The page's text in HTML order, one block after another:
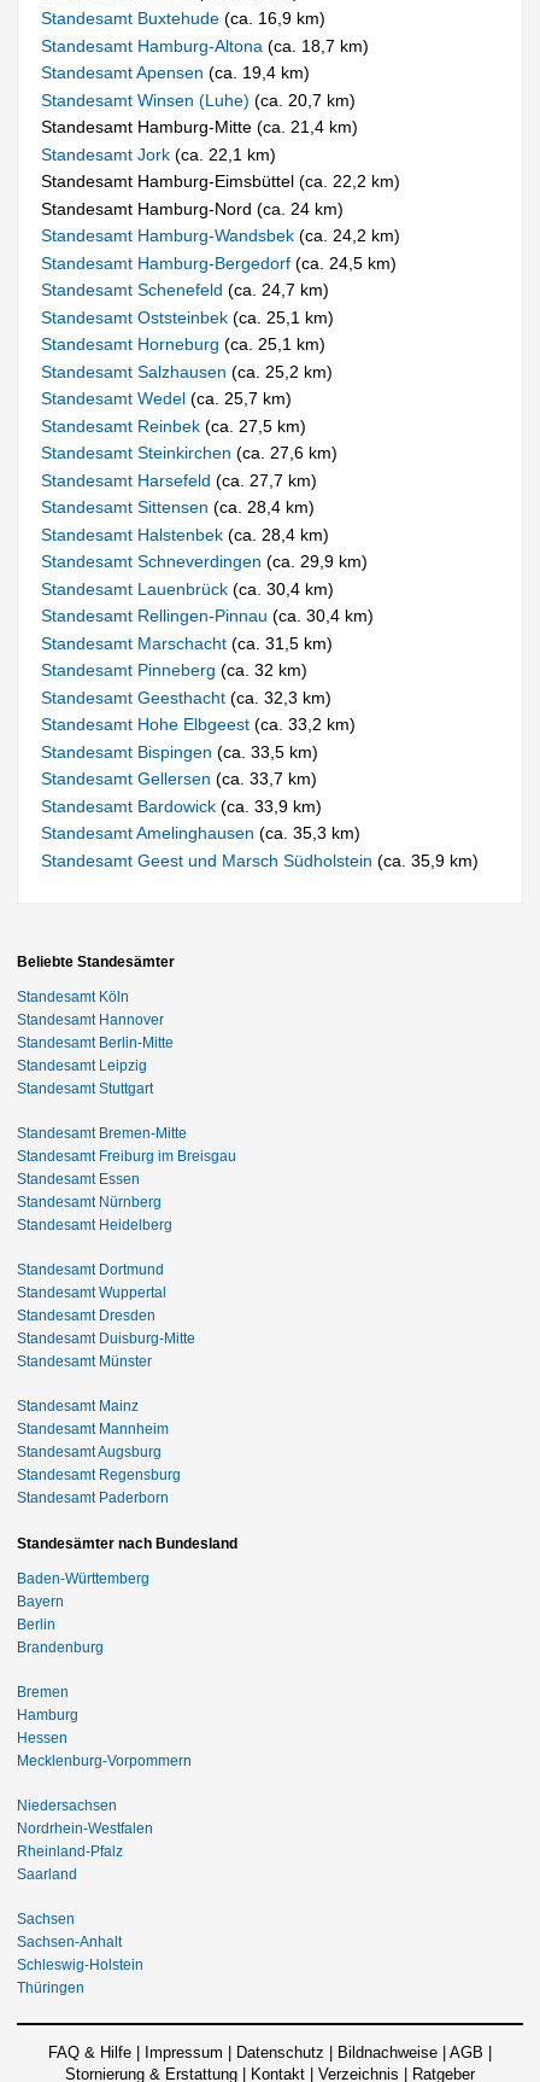
Standesamt Buxtehude(ca. 16,9 km)
Standesamt Hamburg-Altona(ca. 18,7 km)
Standesamt Apensen(ca. 19,4 km)
Standesamt Winsen (Luhe)(ca. 20,7 km)
Standesamt Hamburg-Mitte (ca. 21,4 km)
Standesamt Jork(ca. 22,1 km)
Standesamt Hamburg-Eimsbüttel (ca. 22,2 km)
Standesamt Hamburg-Nord (ca. 24 km)
Standesamt Hamburg-Wandsbek(ca. 24,2 km)
Standesamt Hamburg-Bergedorf(ca. 24,5 km)
Standesamt Schenefeld(ca. 24,7 km)
Standesamt Oststeinbek(ca. 25,1 km)
Standesamt Horneburg(ca. 25,1 km)
Standesamt Salzhausen(ca. 25,2 km)
Standesamt Wedel(ca. 25,7 km)
Standesamt Reinbek(ca. 27,5 km)
Standesamt Steinkirchen(ca. 27,6 km)
Standesamt Harsefeld(ca. 27,7 km)
Standesamt Sittensen(ca. 28,4 km)
Standesamt Halstenbek(ca. 28,4 km)
Standesamt Schneverdingen(ca. 29,9 km)
Standesamt Lauenbrück(ca. 30,4 km)
Standesamt Rellingen-Pinnau(ca. 30,4 km)
Standesamt Marschacht(ca. 31,5 km)
Standesamt Pinneberg(ca. 32 km)
Standesamt Geesthacht(ca. 32,3 km)
Standesamt Hohe Elbgeest(ca. 33,2 km)
Standesamt Bispingen(ca. 33,5 km)
Standesamt Gellersen(ca. 33,7 km)
Standesamt Bardowick(ca. 33,9 km)
Standesamt Amelinghausen(ca. 35,3 km)
Standesamt Geest und Marsch Südholstein(ca. 35,9 km)
Beliebte Standesämter
Standesamt Köln
Standesamt Hannover
Standesamt Berlin-Mitte
Standesamt Leipzig
Standesamt Stuttgart
Standesamt Bremen-Mitte
Standesamt Freiburg im Breisgau
Standesamt Essen
Standesamt Nürnberg
Standesamt Heidelberg
Standesamt Dortmund
Standesamt Wuppertal
Standesamt Dresden
Standesamt Duisburg-Mitte
Standesamt Münster
Standesamt Mainz
Standesamt Mannheim
Standesamt Augsburg
Standesamt Regensburg
Standesamt Paderborn
Standesämter nach Bundesland
Baden-Württemberg
Bayern
Berlin
Brandenburg
Bremen
Hamburg
Hessen
Mecklenburg-Vorpommern
Niedersachsen
Nordrhein-Westfalen
Rheinland-Pfalz
Saarland
Sachsen
Sachsen-Anhalt
Schleswig-Holstein
Thüringen
FAQ & Hilfe | Impressum | Datenschutz | Bildnachweise | AGB |
Stornierung & Erstattung | Kontakt | Verzeichnis | Ratgeber